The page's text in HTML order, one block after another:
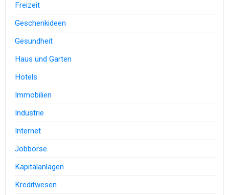
Freizeit
Geschenkideen
Gesundheit
Haus und Garten
Hotels
Immobilien
Industrie
Internet
Jobbörse
Kapitalanlagen
Kreditwesen